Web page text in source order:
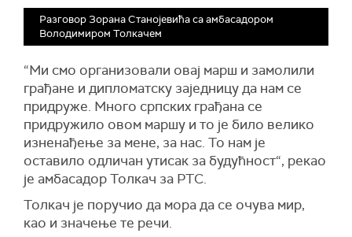
Разговор Зорана Станојевића са амбасадором
Володимиром Толкачем
“Ми смо организовали овај марш и замолили
грађане и дипломатску заједницу да нам се
придруже. Много српских грађана се
придружило овом маршу и то је било велико
изненађење за мене, за нас. То нам је
оставило одличан утисак за будућност“, рекао
је амбасадор Толкач за РТС.
Толкач је поручио да мора да се очува мир,
као и значење те речи.